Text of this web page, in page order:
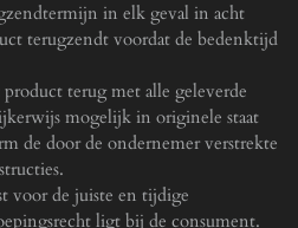
in elk geval in acht
terugzendt voordat de bedenktijd
terug met alle geleverde
mogelijk in originele staat
de door de ondernemer verstrekte
voor de juiste en tijdige
ligt bij de consument.